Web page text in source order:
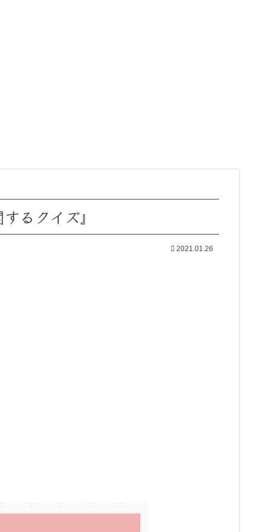
るクイズ』
2021.01.26